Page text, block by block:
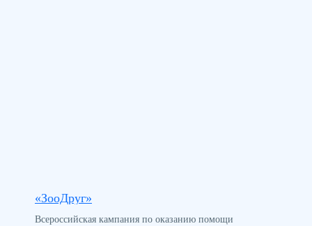
«ЗооДруг»
Всероссийская кампания по оказанию помощи